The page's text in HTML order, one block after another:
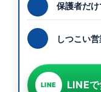
保護者だ
しつこい
LINE LINE